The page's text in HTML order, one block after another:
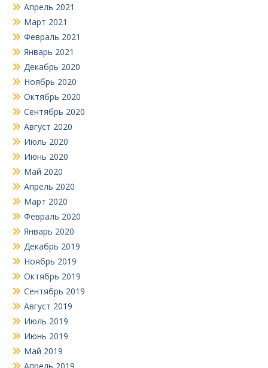
Апрель 2021
Март 2021
Февраль 2021
Январь 2021
Декабрь 2020
Ноябрь 2020
Октябрь 2020
Сентябрь 2020
Август 2020
Июль 2020
Июнь 2020
Май 2020
Апрель 2020
Март 2020
Февраль 2020
Январь 2020
Декабрь 2019
Ноябрь 2019
Октябрь 2019
Сентябрь 2019
Август 2019
Июль 2019
Июнь 2019
Май 2019